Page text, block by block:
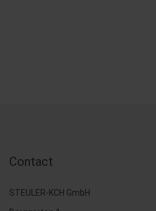
Contact
STEULER-KCH GmbH